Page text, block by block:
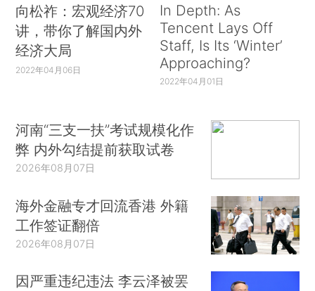
向松祚：宏观经济70
讲，带你了解国内外
经济大局
2022年04月06日
In Depth: As
Tencent Lays Off
Staff, Is Its ‘Winter’
Approaching?
2022年04月01日
河南“三支一扶”考试规模化作
弊 内外勾结提前获取试卷
2026年08月07日
海外金融专才回流香港 外籍
工作签证翻倍
2026年08月07日
因严重违纪违法 李云泽被罢